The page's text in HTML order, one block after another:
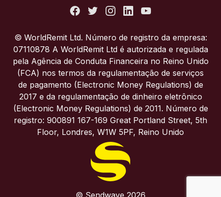
Itália
Portugal
Reino Unido
© WorldRemit Ltd. Número de registro da empresa:
07110878 A WorldRemit Ltd é autorizada e regulada
pela Agência de Conduta Financeira no Reino Unido
(FCA) nos termos da regulamentação de serviços
de pagamento (Electronic Money Regulations) de
2017 e da regulamentação de dinheiro eletrônico
(Electronic Money Regulations) de 2011. Número de
registro: 900891 167-169 Great Portland Street, 5th
Floor, Londres, W1W 5PF, Reino Unido